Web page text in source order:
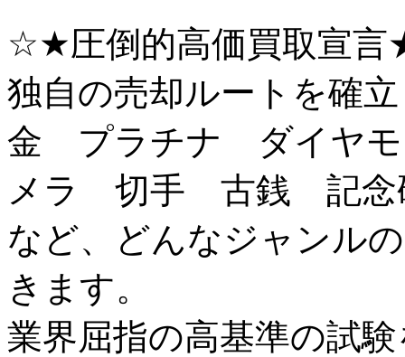
☆★圧倒的高価買取宣
独自の売却ルートを確
金 プラチナ ダイヤ
メラ 切手 古銭 記念
など、どんなジャンル
きます。
業界屈指の高基準の試